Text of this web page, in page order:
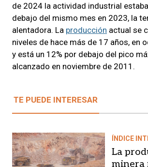
de 2024 la actividad industrial
debajo del mismo mes en 2023, la
alentadora. La producción actual se
niveles de hace más de 17 años, en
y está un 12% por debajo del pico
alcanzado en noviembre de 2011.
TE PUEDE INTERESAR
ÍNDICE
La
minera